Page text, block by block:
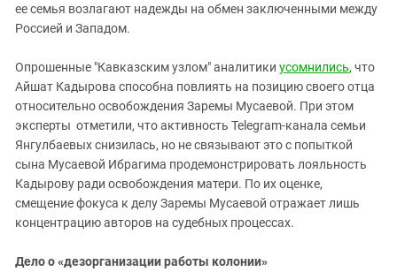
ее семья возлагают надежды на обмен заключенными между
Россией и Западом.
Опрошенные "Кавказским узлом" аналитики усомнились, что
Айшат Кадырова способна повлиять на позицию своего отца
относительно освобождения Заремы Мусаевой. При этом
эксперты отметили, что активность Telegram‑канала семьи
Янгулбаевыхснизилась, но не связывают это с попыткой
сына Мусаевой Ибрагима продемонстрировать лояльность
Кадырову ради освобождения матери. По их оценке,
смещение фокуса к делуЗаремы Мусаевой отражает лишь
концентрацию авторов на судебных процессах.
Дело о «дезорганизации работы колонии»